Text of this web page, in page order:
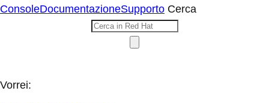
ConsoleDocumentazioneSupporto Cerca
Vorrei: